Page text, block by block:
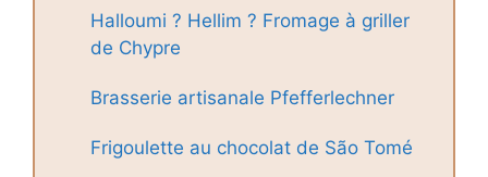
Halloumi ? Hellim ? Fromage à griller
de Chypre
Brasserie artisanale Pfefferlechner
Frigoulette au chocolat de São Tomé